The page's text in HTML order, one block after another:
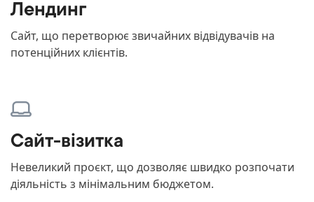
Лендинг
Сайт, що перетворює звичайних відвідувачів на
потенційних клієнтів.
Сайт-візитка
Невеликий проєкт, що дозволяє швидко розпочати
діяльність з мінімальним бюджетом.